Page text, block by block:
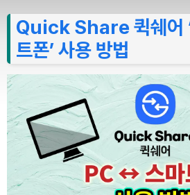
Quick Share 퀵쉐
트폰’ 사용 방법